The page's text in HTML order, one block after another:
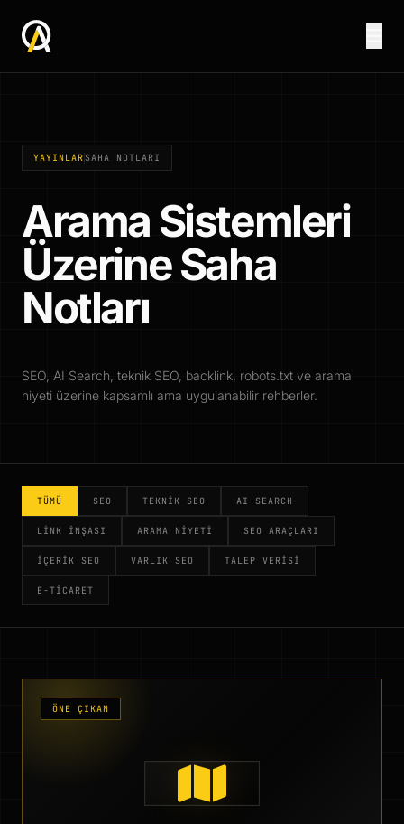
YAYINLAR SAHA NOTLARI
Arama Sistemleri
Üzerine Saha
Notları
SEO, AI Search, teknik SEO, backlink, robots.txt ve arama
niyeti üzerine kapsamlı ama uygulanabilir rehberler.
TÜMÜ SEO TEKNIK SEO AI SEARCH
LINK İNŞASI ARAMA NIYETI SEO ARAÇLARI
İÇERIK SEO VARLIK SEO TALEP VERISI
E-TICARET
ÖNE ÇIKAN